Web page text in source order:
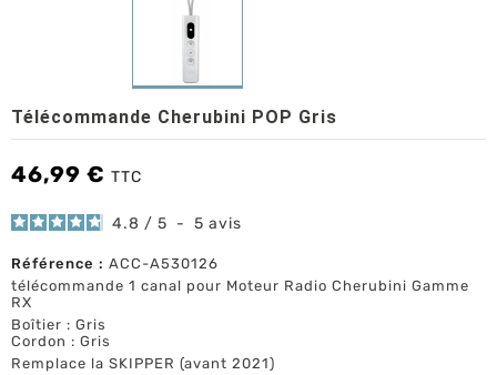
Télécommande Cherubini POP Gris
46,99 € TTC
4.8 / 5 - 5 avis
Référence : ACC-A530126
télécommande 1 canal pour Moteur Radio Cherubini Gamme
RX
Boîtier : Gris
Cordon : Gris
Remplace la SKIPPER (avant 2021)